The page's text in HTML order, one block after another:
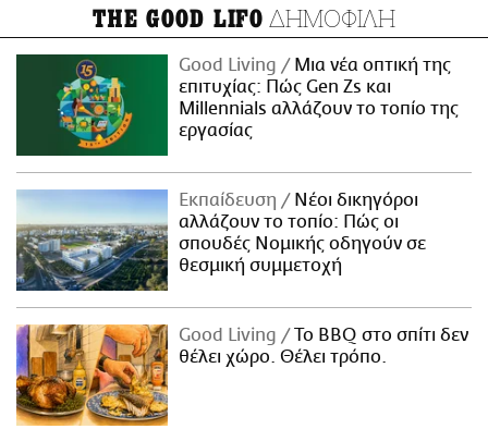
THE GOOD LIFO ΔΗΜΟΦΙΛΗ
Good Living
Μια νέα οπτική της
επιτυχίας: Πώς Gen Zs και
Millennials αλλάζουν το τοπίο της
εργασίας
Εκπαίδευση
Νέοι δικηγόροι
αλλάζουν το τοπίο: Πώς οι
σπουδές Νομικής οδηγούν σε
θεσμική συμμετοχή
Good Living
Το BBQ στο σπίτι δεν
θέλει χώρο. Θέλει τρόπο.